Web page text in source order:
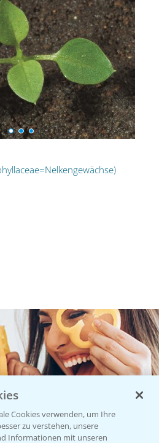
Cookies verwenden, um Ihre
zu verstehen, unsere
Informationen mit unseren